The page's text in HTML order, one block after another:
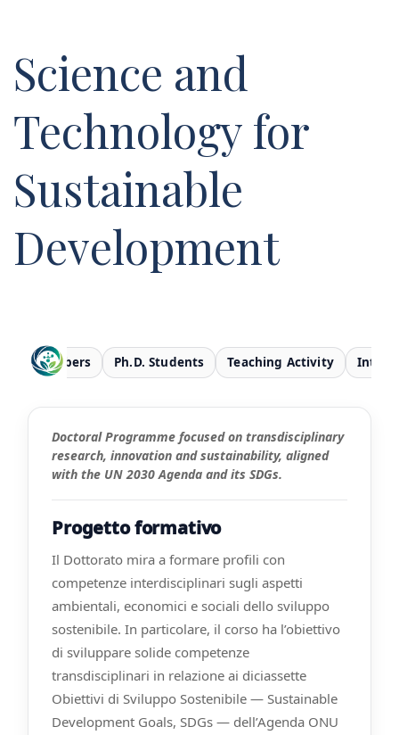
Science and
Technology for
Sustainable
Development
Members Ph.D. Students Teaching Activity
Doctoral Programme focused on transdisciplinary
research, innovation and sustainability, aligned
with the UN 2030 Agenda and its SDGs.
Progetto formativo
Il Dottorato mira a formare profili con
competenze interdisciplinari sugli aspetti
ambientali, economici e sociali dello sviluppo
sostenibile. In particolare, il corso ha l’obiettivo
di sviluppare solide competenze
transdisciplinari in relazione ai diciassette
Obiettivi di Sviluppo Sostenibile — Sustainable
Development Goals, SDGs — dell’Agenda ONU